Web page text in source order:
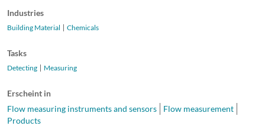
Industries
Building Material Chemicals
Tasks
Detecting Measuring
Erscheint in
Flow measuring instruments and sensors
Flow measurement
Products